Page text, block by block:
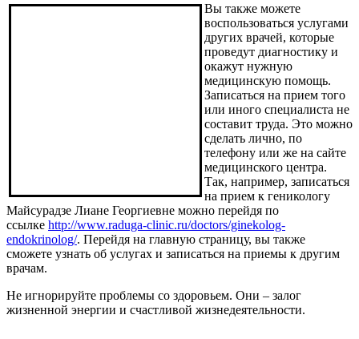
Вы также можете
воспользоваться услугами
других врачей, которые
проведут диагностику и
окажут нужную
медицинскую помощь.
Записаться на прием того
или иного специалиста не
составит труда. Это можно
сделать лично, по
телефону или же на сайте
медицинского центра.
Так, например, записаться
на прием к геникологу
Майсурадзе Лиане Георгиевне можно перейдя по
ссылке http://www.raduga-clinic.ru/doctors/ginekolog-
endokrinolog/. Перейдя на главную страницу, вы также
сможете узнать об услугах и записаться на приемы к другим
врачам.
Не игнорируйте проблемы со здоровьем. Они – залог
жизненной энергии и счастливой жизнедеятельности.